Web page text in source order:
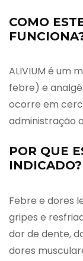
COMO
ALIVIUM é um
febre) e
ocorre em
administração
POR QUE
INDICADO?
Febre e dores
gripes e
dor de dente,
dores